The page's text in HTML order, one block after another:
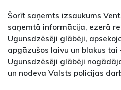
Šorīt saņemts izsaukums
saņemtā informācija, ezerā
Ugunsdzēsēji glābēji,
apgāzušos laivu un blakus tai
Ugunsdzēsēji glābēji
un nodeva Valsts policijas